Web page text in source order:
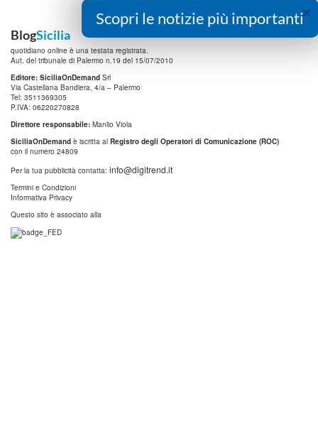
BlogSicilia
quotidiano online è una testata registrata.
Aut. del tribunale di Palermo n.19 del 15/07/2010
Editore: SiciliaOnDemand Srl
Via Castellana Bandiera, 4/a – Palermo
Tel: 3511369305
P.IVA: 06220270828
Direttore responsabile: Manlio Viola
SiciliaOnDemand è iscritta al Registro degli Operatori di Comunicazione (ROC)
con il numero 24809
Per la tua pubblicità contatta: info@digitrend.it
Termini e Condizioni
Informativa Privacy
Questo sito è associato alla
×
Scopri le notizie più importanti